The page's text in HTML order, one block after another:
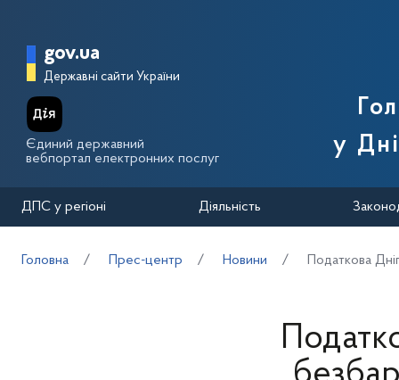
Головна сторінка Державної
gov.ua
Державні сайти України
Єдиний державний
вебпортал електронних послуг
у
ДПС у регіоні Діяльність
Головна Прес-центр Новини Податкова